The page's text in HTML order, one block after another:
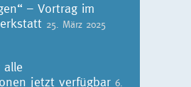
– Vortrag im
25. März 2025
alle
jetzt verfügbar 6.